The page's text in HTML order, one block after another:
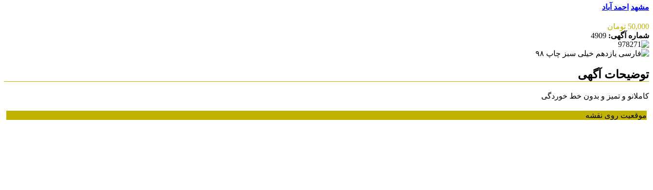
مشهد احمد آباد
50,000 تومان
شماره آگهی: 4909
توضیحات آگهی
کاملانو و تمیز و بدون خط خوردگی
موقعیت روی نقشه